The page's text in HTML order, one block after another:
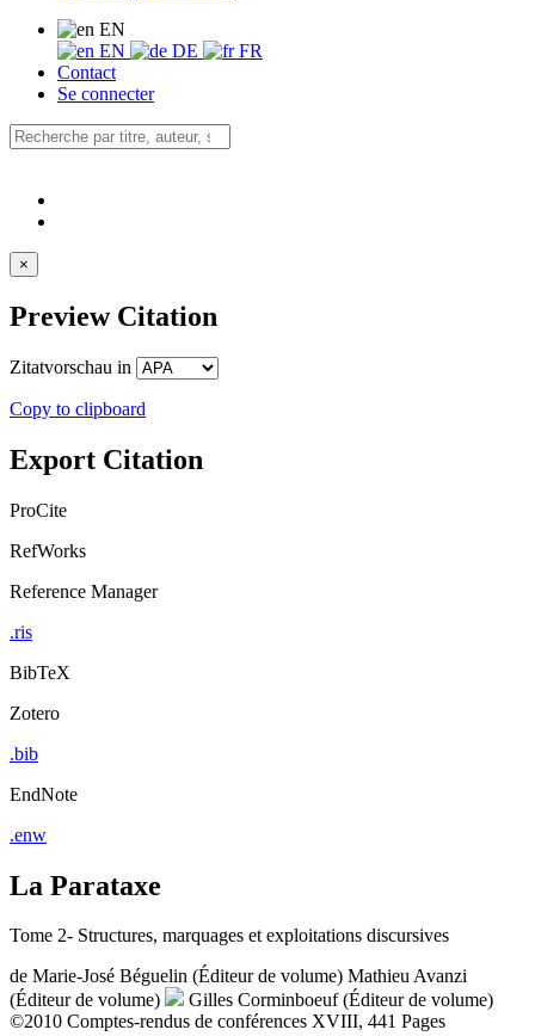
EN
EN
DE
FR
Contact
Se connecter
×
Preview Citation
Zitatvorschau in
Copy to clipboard
Export Citation
ProCite
RefWorks
Reference Manager
.ris
BibTeX
Zotero
.bib
EndNote
.enw
La Parataxe
Tome 2- Structures, marquages et exploitations discursives
de Marie-José Béguelin (Éditeur de volume) Mathieu Avanzi
(Éditeur de volume)
Gilles Corminboeuf (Éditeur de volume)
©2010 Comptes-rendus de conférences XVIII, 441 Pages